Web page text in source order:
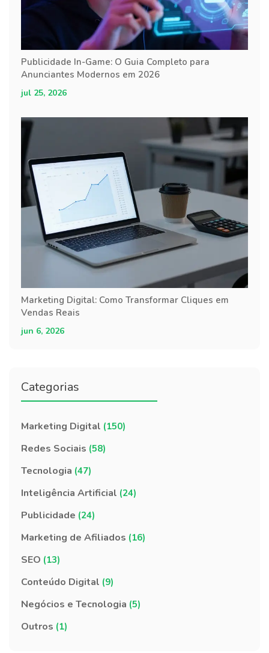
Publicidade In-Game: O Guia Completo para
Anunciantes Modernos em 2026
jul 25, 2026
Marketing Digital: Como Transformar Cliques em
Vendas Reais
jun 6, 2026
Categorias
Marketing Digital (150)
Redes Sociais (58)
Tecnologia (47)
Inteligência Artificial (24)
Publicidade (24)
Marketing de Afiliados (16)
SEO (13)
Conteúdo Digital (9)
Negócios e Tecnologia (5)
Outros (1)